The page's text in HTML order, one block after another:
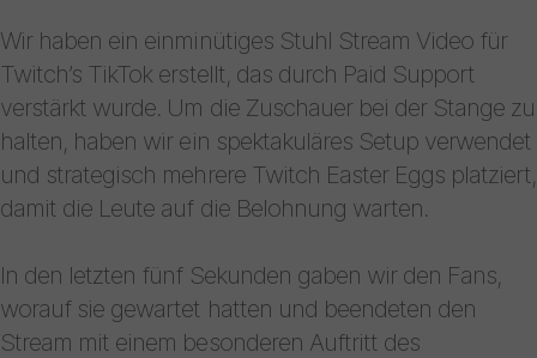
Wir haben ein einminütiges Stuhl Stream Video für
Twitch’s TikTok erstellt, das durch Paid Support
verstärkt wurde. Um die Zuschauer bei der Stange zu
halten, haben wir ein spektakuläres Setup verwendet
und strategisch mehrere Twitch Easter Eggs platziert,
damit die Leute auf die Belohnung warten.
In den letzten fünf Sekunden gaben wir den Fans,
worauf sie gewartet hatten und beendeten den
Stream mit einem besonderen Auftritt des